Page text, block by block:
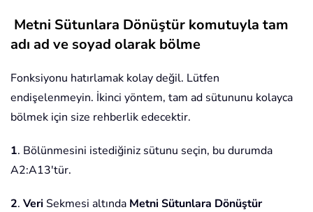
Metni Sütunlara Dönüştür komutuyla tam
adı ad ve soyad olarak bölme
Fonksiyonu hatırlamak kolay değil. Lütfen
endişelenmeyin. İkinci yöntem, tam ad sütununu kolayca
bölmek için size rehberlik edecektir.
1. Bölünmesini istediğiniz sütunu seçin, bu durumda
A2:A13'tür.
2. Veri Sekmesi altında Metni Sütunlara Dönüştür